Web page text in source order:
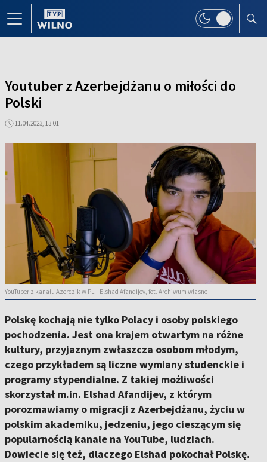
Youtuber z Azerbejdżanu o miłości do
Polski
11.04.2023, 13:01
YouTuber z kanału Azerczik w PL – Elshad Afandijev, fot. Archiwum własne
Polskę kochają nie tylko Polacy i osoby polskiego
pochodzenia. Jest ona krajem otwartym na różne
kultury, przyjaznym zwłaszcza osobom młodym,
czego przykładem są liczne wymiany studenckie i
programy stypendialne. Z takiej możliwości
skorzystał m.in. Elshad Afandijev, z którym
porozmawiamy o migracji z Azerbejdżanu, życiu w
polskim akademiku, jedzeniu, jego cieszącym się
popularnością kanale na YouTube, ludziach.
Dowiecie się też, dlaczego Elshad pokochał Polskę.